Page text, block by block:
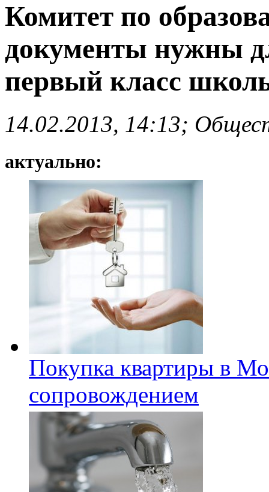
Комитет по
документы нужны
первый класс
14.02.2013, 14:13;
актуально:
Покупка квартиры в
сопровождением